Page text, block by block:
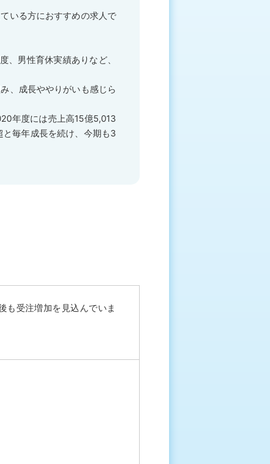
いる方におすすめの求人で
男性育休実績ありなど、
、成長ややりがいも感じら
年度には売上高15億5,013
毎年成長を続け、今期も3
も受注増加を見込んでいま